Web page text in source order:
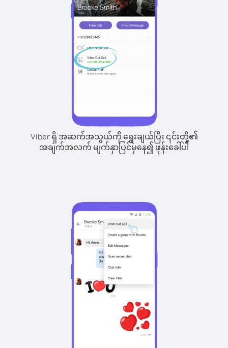
Viber ရှိ အဆက်အသွယ်ကို ရွေးချယ်ပြီး ၎င်းတို့၏
အချက်အလက် မျက်နှာပြင်မှနေ၍ ဖုန်းခေါ်ပါ